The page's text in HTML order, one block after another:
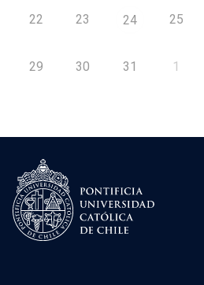
22 23 24 25
29 30 31 1